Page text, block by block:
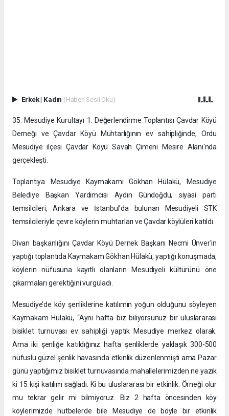
Erkek| Kadın (Haberi Sesli Oku)
35. Mesudiye Kurultayı 1. Değerlendirme Toplantısı Çavdar Köyü
Derneği ve Çavdar Köyü Muhtarlığının ev sahipliğinde, Ordu
Mesudiye ilçesi Çavdar Köyü Savah Çimeni Mesire Alanı'nda
gerçekleşti.
Toplantıya Mesudiye Kaymakamı Gökhan Hülakü, Mesudiye
Belediye Başkan Yardımcısı Aydın Gündoğdu, siyasi parti
temsilcileri, Ankara ve İstanbul’da bulunan Mesudiyeli STK
temsilcileriyle çevre köylerin muhtarları ve Çavdar köylüleri katıldı.
Divan başkanlığını Çavdar Köyü Dernek Başkanı Necmi Ünver'in
yaptığı toplantıda Kaymakam Gökhan Hülakü, yaptığı konuşmada,
köylerin nüfusuna kayıtlı olanların Mesudiyeli kültürünü öne
çıkarmaları gerektiğini vurguladı.
Mesudiye’de köy şenliklerine katılımın yoğun olduğunu söyleyen
Kaymakam Hülakü, “Aynı hafta biz biliyorsunuz bir uluslararası
bisiklet turnuvası ev sahipliği yaptık Mesudiye merkez olarak.
Ama iki şenliğe katıldığınız hafta şenliklerde yaklaşık 300-500
nüfuslu güzel şenlik havasında etkinlik düzenlenmişti ama Pazar
günü yaptığımız bisiklet turnuvasında mahallelerimizden ne yazık
ki 15 kişi katılım sağladı. Ki bu uluslararası bir etkinlik. Örneği olur
mu tekrar gelir mi bilmiyoruz. Biz 2 hafta öncesinden köy
köylerimizde hutbelerde bile Mesudiye de böyle bir etkinlik